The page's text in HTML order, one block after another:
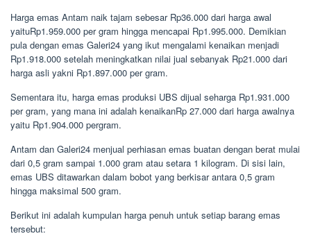
Harga emas Antam naik tajam sebesar Rp36.000 dari harga awal
yaituRp1.959.000 per gram hingga mencapai Rp1.995.000. Demikian
pula dengan emas Galeri24 yang ikut mengalami kenaikan menjadi
Rp1.918.000 setelah meningkatkan nilai jual sebanyak Rp21.000 dari
harga asli yakni Rp1.897.000 per gram.
Sementara itu, harga emas produksi UBS dijual seharga Rp1.931.000
per gram, yang mana ini adalah kenaikanRp 27.000 dari harga awalnya
yaitu Rp1.904.000 pergram.
Antam dan Galeri24 menjual perhiasan emas buatan dengan berat mulai
dari 0,5 gram sampai 1.000 gram atau setara 1 kilogram. Di sisi lain,
emas UBS ditawarkan dalam bobot yang berkisar antara 0,5 gram
hingga maksimal 500 gram.
Berikut ini adalah kumpulan harga penuh untuk setiap barang emas
tersebut: